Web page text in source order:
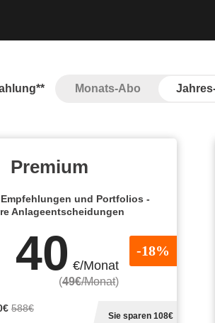
Monats-Abo
Premium
und Portfolios -
Anlageentscheidungen
40 €/Monat
(49€/Monat)
-18%
588€
Sie sparen 108€